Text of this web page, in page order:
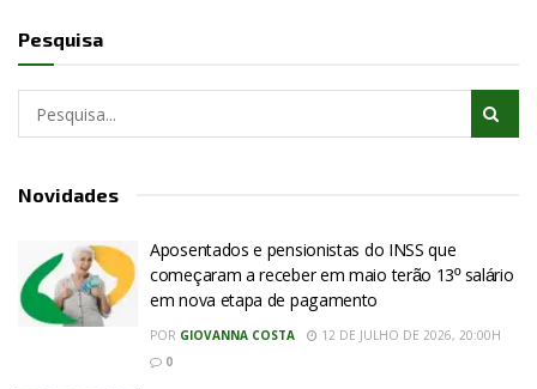
Pesquisa
Novidades
Aposentados e pensionistas do INSS que
começaram a receber em maio terão 13º salário
em nova etapa de pagamento
POR GIOVANNA COSTA
12 DE JULHO DE 2026, 20:00H
0